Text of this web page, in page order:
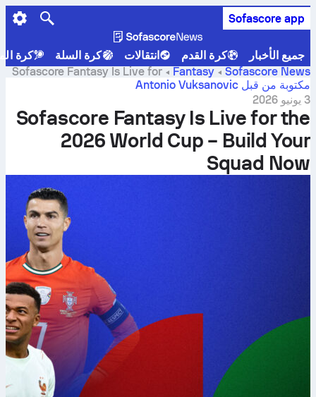
Fantasy الشركات Torneo by Sofascore